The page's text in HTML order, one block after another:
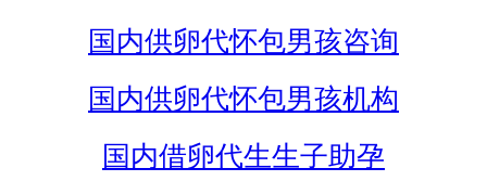
国内供卵代怀包男孩咨询
国内供卵代怀包男孩机构
国内借卵代生生子助孕